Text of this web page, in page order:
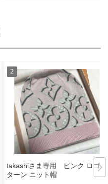
takashiさま専用 ピンク ロゴパ
ターン ニット帽